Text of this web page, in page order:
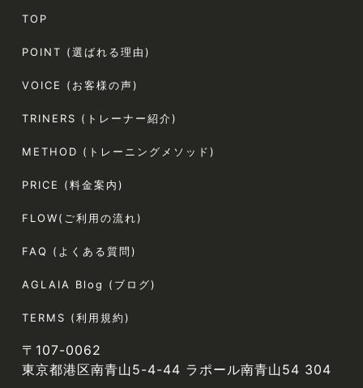
TOP
POINT (選ばれる理由)
VOICE (お客様の声)
TRINERS (トレーナー紹介)
METHOD (トレーニングメソッド)
PRICE (料金案内)
FLOW(ご利用の流れ)
FAQ (よくある質問)
AGLAIA Blog (ブログ)
TERMS (利用規約)
〒107-0062
東京都港区南青山5-4-44 ラポール南青山54 304